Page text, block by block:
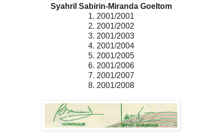
Syahril Sabirin-Miranda Goeltom
1. 2001/2001
2. 2001/2002
3. 2001/2003
4. 2001/2004
5. 2001/2005
6. 2001/2006
7. 2001/2007
8. 2001/2008